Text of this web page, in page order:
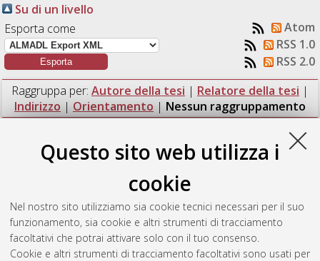
Questo sito web utilizza i
cookie
Nel nostro sito utilizziamo sia cookie tecnici necessari per il suo
funzionamento, sia cookie e altri strumenti di tracciamento
facoltativi che potrai attivare solo con il tuo consenso.
Cookie e altri strumenti di tracciamento facoltativi sono usati per
Su di un livello
Esporta come
Atom
RSS 1.0
RSS 2.0
Raggruppa per: Autore della tesi | Relatore della tesi |
Indirizzo | Orientamento | Nessun raggruppamento
Catufi, Luca
progetto per l’adeguamento, potenziamento e gestione degli
magistrale], Università di Bologna, Corso di Studio in
Ingegneria dei sistemi edilizi e urbani [LM-DM270] - Ravenna
Documento full-text non disponibile